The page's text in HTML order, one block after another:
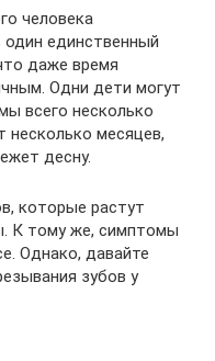
человека
один единственный
даже время
Одни дети могут
всего несколько
несколько месяцев,
десну.
которые растут
К тому же, симптомы
Однако, давайте
зубов у